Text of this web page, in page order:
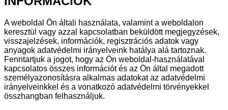
A weboldal Ön általi használata, valamint a weboldalon
keresztül vagy azzal kapcsolatban beküldött megjegyzések,
visszajelzések, információk, regisztrációs adatok vagy
anyagok adatvédelmi irányelveink hatálya alá tartoznak.
Fenntartjuk a jogot, hogy az Ön weboldal-használatával
kapcsolatos összes információt és az Ön által megadott
személyazonosításra alkalmas adatokat az adatvédelmi
irányelveinkkel és a vonatkozó adatvédelmi törvényekkel
összhangban felhasználjuk.